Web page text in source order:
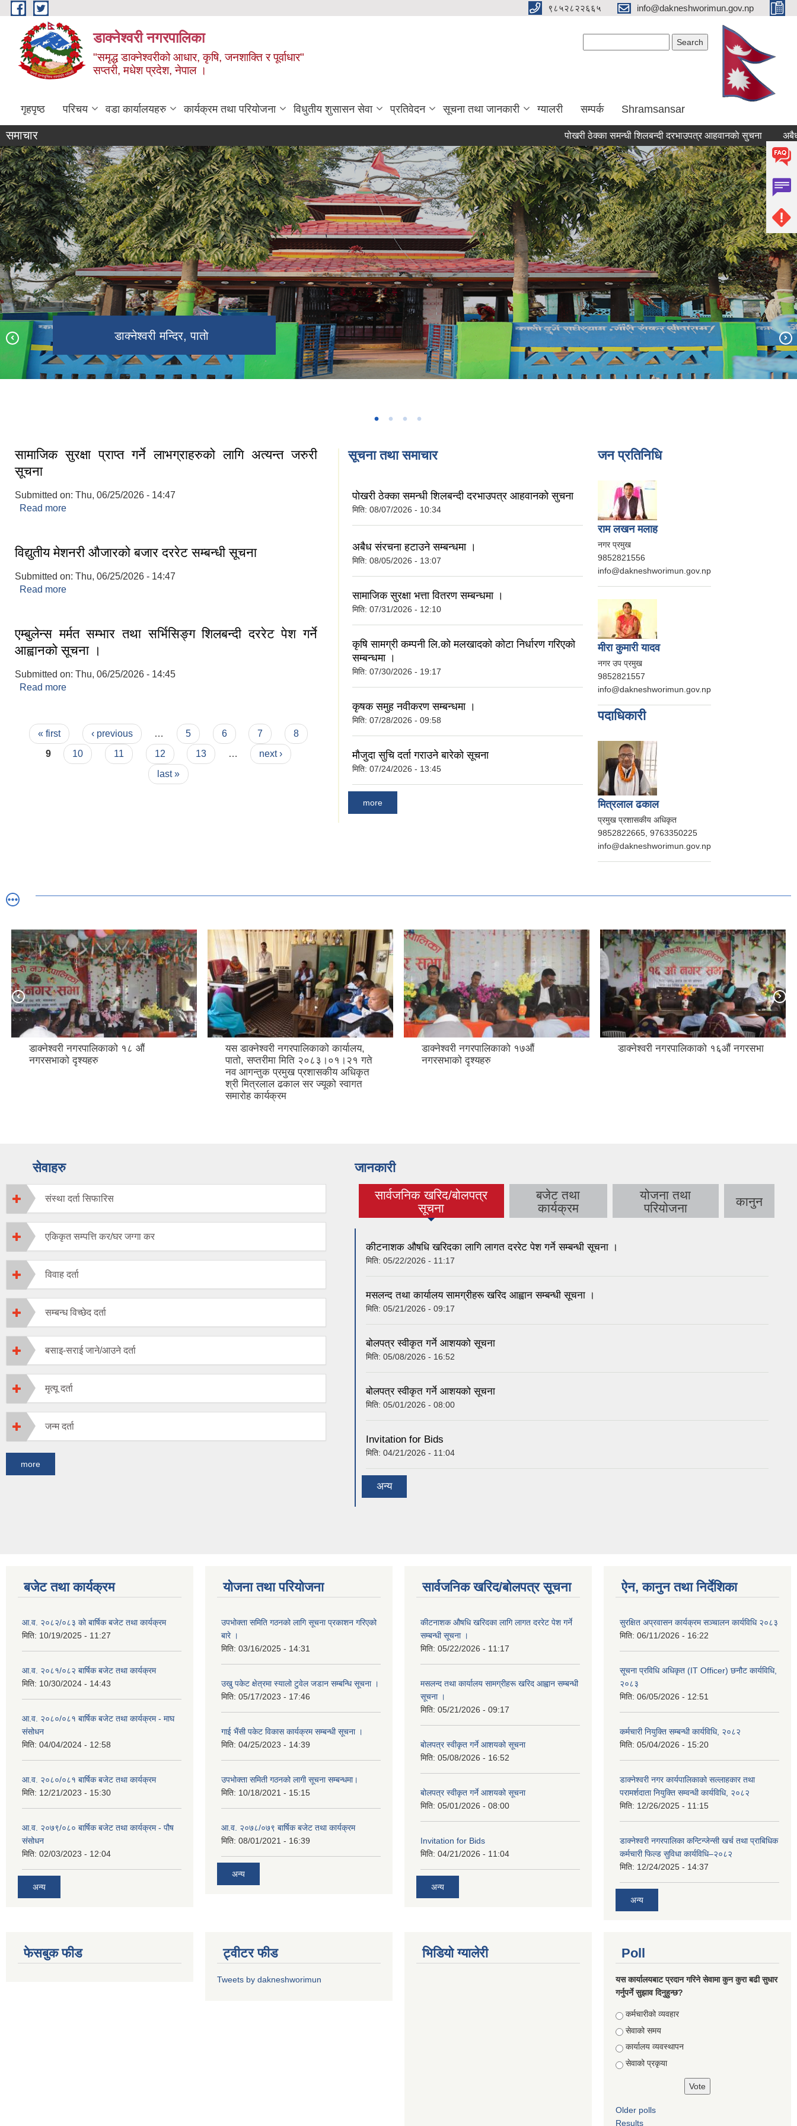
Skip to main content ९८५२८२२६६५ info@dakneshworimun.gov.np
डाक्नेश्वरी नगरपालिका
"समृद्ध डाक्नेश्वरीको आधार, कृषि, जनशाक्ति र पूर्वाधार"
सप्तरी, मधेश प्रदेश, नेपाल ।
गृहपृष्ठ परिचय वडा कार्यालयहरु कार्यक्रम तथा परियोजना विधुतीय शुसासन सेवा प्रतिवेदन सूचना तथा जानकारी ग्यालरी सम्पर्क Shramsansar
समाचार पोखरी ठेक्का समन्धी शिलबन्दी दरभाउपत्र आहवानकाे सुचना अबैध संरचना
डाक्नेश्वरी मन्दिर, पाताे
श्री राष्ट्रीय प्राथमिक विद्यालय, गाेविन्दपुर
डाक्नेश्वरी कृषि क्षेत्र
सामाजिक सुरक्षा प्राप्त गर्ने लाभग्राहरुको लागि अत्यन्त जरुरी
सूचना
Submitted on: Thu, 06/25/2026 - 14:47
Read more
विद्युतीय मेशनरी औजारको बजार दररेट सम्बन्धी सूचना
Submitted on: Thu, 06/25/2026 - 14:47
Read more
एम्बुलेन्स मर्मत सम्भार तथा सर्भिसिङ्ग शिलबन्दी दररेट पेश गर्ने
आह्वानको सूचना ।
Submitted on: Thu, 06/25/2026 - 14:45
Read more
Pages
« first ‹ previous … 5 6 7
8
9
10 11 12 13 …
next ›
last »
सूचना तथा समाचार
पोखरी ठेक्का समन्धी शिलबन्दी दरभाउपत्र आहवानकाे सुचना
मिति: 08/07/2026 - 10:34
अबैध संरचना हटाउने सम्बन्धमा ।
मिति: 08/05/2026 - 13:07
सामाजिक सुरक्षा भत्ता वितरण सम्बन्धमा ।
मिति: 07/31/2026 - 12:10
कृषि सामग्री कम्पनी लि.को मलखादको कोटा निर्धारण गरिएको
सम्बन्धमा ।
मिति: 07/30/2026 - 19:17
कृषक समुह नवीकरण सम्बन्धमा ।
मिति: 07/28/2026 - 09:58
मौजुदा सुचि दर्ता गराउने बारेको सूचना
मिति: 07/24/2026 - 13:45
more
जन प्रतिनिधि
राम लखन मलाह
नगर प्रमुख
9852821556
info@dakneshworimun.gov.np
मीरा कुमारी यादव
नगर उप प्रमुख
9852821557
info@dakneshworimun.gov.np
पदाधिकारी
मित्रलाल ढकाल
प्रमुख प्रशासकीय अधिकृत
9852822665, 9763350225
info@dakneshworimun.gov.np
डाक्नेश्वरी नगरपालिकाको १८ औं
नगरसभाको दृश्यहरु
यस डाक्नेश्वरी नगरपालिकाको कार्यालय,
पातो, सप्तरीमा मिति २०८३।०१।२१ गते
नव आगन्तुक प्रमुख प्रशासकीय अधिकृत
श्री मित्रलाल ढकाल सर ज्यूको स्वागत
समारोह कार्यक्रम
डाक्नेश्वरी नगरपालिकाको १७औं
नगरसभाको दृश्यहरु
डाक्नेश्वरी नगरपालिकाको १६औं नगरसभा
सेवाहरु
संस्था दर्ता सिफारिस
एकिकृत सम्पत्ति कर/घर जग्गा कर
विवाह दर्ता
सम्बन्ध विच्छेद दर्ता
बसाइ-सराई जाने/आउने दर्ता
मृत्यू दर्ता
जन्म दर्ता
more
जानकारी
सार्वजनिक खरिद/बोलपत्र
सूचना
(active tab)
बजेट तथा
कार्यक्रम
योजना तथा
परियोजना
कानुन
कीटनाशक औषधि खरिदका लागि लागत दररेट पेश गर्ने सम्बन्धी सूचना ।
मिति: 05/22/2026 - 11:17
मसलन्द तथा कार्यालय सामग्रीहरू खरिद आह्वान सम्बन्धी सूचना ।
मिति: 05/21/2026 - 09:17
बोलपत्र स्वीकृत गर्ने आशयको सूचना
मिति: 05/08/2026 - 16:52
बोलपत्र स्वीकृत गर्ने आशयको सूचना
मिति: 05/01/2026 - 08:00
Invitation for Bids
मिति: 04/21/2026 - 11:04
अन्य
बजेट तथा कार्यक्रम
आ.व. २०८२/०८३ को बार्षिक बजेट तथा कार्यक्रम
मिति: 10/19/2025 - 11:27
आ.व. २०८१/०८२ बार्षिक बजेट तथा कार्यक्रम
मिति: 10/30/2024 - 14:43
आ.व. २०८०/०८१ बार्षिक बजेट तथा कार्यक्रम - माघ
संसोधन
मिति: 04/04/2024 - 12:58
आ.व. २०८०/०८१ बार्षिक बजेट तथा कार्यक्रम
मिति: 12/21/2023 - 15:30
आ.व. २०७९/०८० बार्षिक बजेट तथा कार्यक्रम - पौष
संसोधन
मिति: 02/03/2023 - 12:04
अन्य
योजना तथा परियोजना
उपभोक्ता समिति गठनको लागि सूचना प्रकाशन गरिएको
बारे ।
मिति: 03/16/2025 - 14:31
उखु पकेट क्षेत्रमा स्यालो टुवेल जडान सम्बन्धि सूचना ।
मिति: 05/17/2023 - 17:46
गाई भैंसी पकेट विकास कार्यक्रम सम्बन्धी सूचना ।
मिति: 04/25/2023 - 14:39
उपभोक्ता समिती गठनको लागी सूचना सम्बन्धमा।
मिति: 10/18/2021 - 15:15
आ.व. २०७८/०७९ बार्षिक बजेट तथा कार्यक्रम
मिति: 08/01/2021 - 16:39
अन्य
सार्वजनिक खरिद/बोलपत्र सूचना
कीटनाशक औषधि खरिदका लागि लागत दररेट पेश गर्ने
सम्बन्धी सूचना ।
मिति: 05/22/2026 - 11:17
मसलन्द तथा कार्यालय सामग्रीहरू खरिद आह्वान सम्बन्धी
सूचना ।
मिति: 05/21/2026 - 09:17
बोलपत्र स्वीकृत गर्ने आशयको सूचना
मिति: 05/08/2026 - 16:52
बोलपत्र स्वीकृत गर्ने आशयको सूचना
मिति: 05/01/2026 - 08:00
Invitation for Bids
मिति: 04/21/2026 - 11:04
अन्य
ऐन, कानुन तथा निर्देशिका
सुरक्षित अप्रवासन कार्यक्रम सञ्चालन कार्यविधि २०८३
मिति: 06/11/2026 - 16:22
सूचना प्रविधि अधिकृत (IT Officer) छनौट कार्यविधि,
२०८३
मिति: 06/05/2026 - 12:51
कर्मचारी नियुक्ति सम्बन्धी कार्यविधि, २०८२
मिति: 05/04/2026 - 15:20
डाक्नेश्वरी नगर कार्यपालिकाको सल्लाहकार तथा
परामर्शदाता नियुक्ति सम्वन्धी कार्यविधि, २०८२
मिति: 12/26/2025 - 11:15
डाक्नेश्वरी नगरपालिका कन्टिन्जेन्सी खर्च तथा प्राबिधिक
कर्मचारी फिल्ड सुविधा कार्यविधि–२०८२
मिति: 12/24/2025 - 14:37
अन्य
फेसबुक फीड ट्वीटर फीड
Tweets by dakneshworimun
भिडियाे ग्यालेरी Poll
यस कार्यालयबाट प्रदान गरिने सेवामा कुन कुरा बढी सुधार
गर्नुपर्ने सुझाव दिनुहुन्छ?
Choices
कर्मचारीको व्यवहार
सेवाको समय
कार्यालय व्यवस्थापन
सेवाको प्रकृया
Older polls
Results